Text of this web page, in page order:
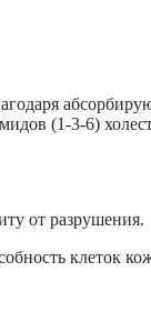
(1-3-6)
от разрушения.
клеток